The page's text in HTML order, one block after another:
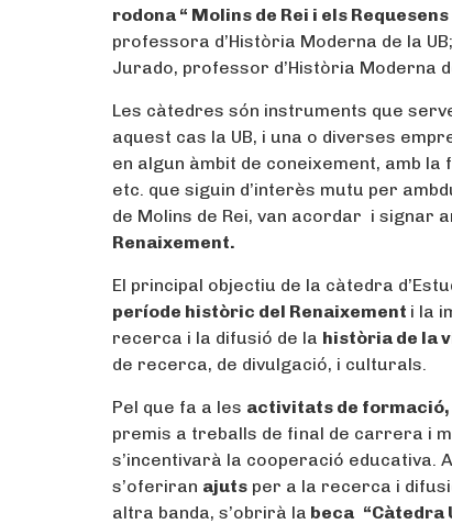
rodona “ Molins de Rei i els
professora d’Història Moderna de la
Jurado, professor d’Història Moderna
Les càtedres són instruments que
aquest cas la UB, i una o diverses
en algun àmbit de coneixement, amb
etc. que siguin d’interès mutu per
de Molins de Rei, van acordar i signar
Renaixement.
El principal objectiu de la càtedra
període històric del Renaixement i la
recerca i la difusió de la història de la
de recerca, de divulgació, i culturals.
Pel que fa a les activitats de formació,
premis a treballs de final de carrera i
s’incentivarà la cooperació educativa.
s’oferiran ajuts per a la recerca i
altra banda, s’obrirà la beca “Càtedra